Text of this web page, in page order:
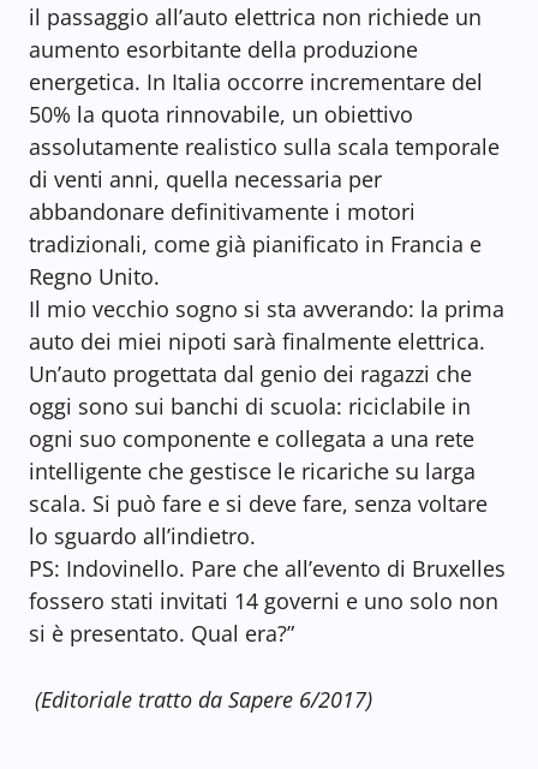
il passaggio all’auto elettrica non richiede un
aumento esorbitante della produzione
energetica. In Italia occorre incrementare del
50% la quota rinnovabile, un obiettivo
assolutamente realistico sulla scala temporale
di venti anni, quella necessaria per
abbandonare definitivamente i motori
tradizionali, come già pianificato in Francia e
Regno Unito.
Il mio vecchio sogno si sta avverando: la prima
auto dei miei nipoti sarà finalmente elettrica.
Un’auto progettata dal genio dei ragazzi che
oggi sono sui banchi di scuola: riciclabile in
ogni suo componente e collegata a una rete
intelligente che gestisce le ricariche su larga
scala. Si può fare e si deve fare, senza voltare
lo sguardo all’indietro.
PS: Indovinello. Pare che all’evento di Bruxelles
fossero stati invitati 14 governi e uno solo non
si è presentato. Qual era?”
(Editoriale tratto da Sapere 6/2017)